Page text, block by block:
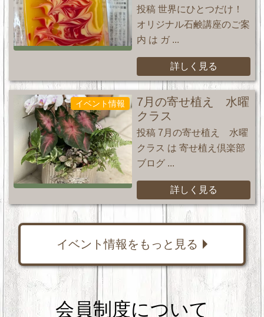
投稿 世界にひとつだけ！
オリジナル石鹸講座のご案
内 は ガ ...
詳しく見る
イベント情報
7月の寄せ植え 水曜
クラス
投稿 7月の寄せ植え 水曜
クラス は 寄せ植え倶楽部
ブログ ...
詳しく見る
イベント情報をもっと見る
会員制度について